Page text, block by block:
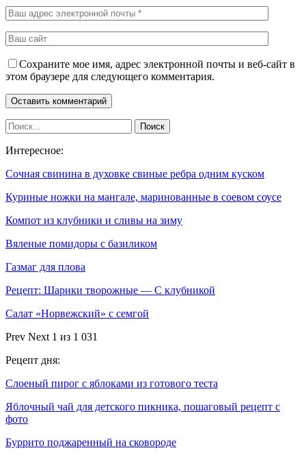
Сохраните мое имя, адрес электронной почты и веб-сайт в
этом браузере для следующего комментария.
Интересное:
Сочная свинина в духовке свиные ребра одним куском
Куриные ножки на мангале, маринованные в соевом соусе
Компот из клубники и сливы на зиму
Вяленые помидоры с базиликом
Газмаг для плова
Рецепт: Шарики творожные — С клубникой
Салат «Норвежский» с семгой
Prev Next 1 из 1 031
Рецепт дня:
Слоеный пирог с яблоками из готового теста
Яблочный чай для детского пикника, пошаговый рецепт с
фото
Буррито поджаренный на сковороде